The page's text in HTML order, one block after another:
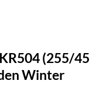
(255/45
Winter